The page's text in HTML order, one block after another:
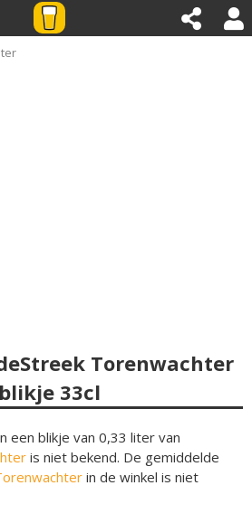
Torenwachter
blikje 33cl
een blikje van 0,33 liter van
is niet bekend. De gemiddelde
in de winkel is niet